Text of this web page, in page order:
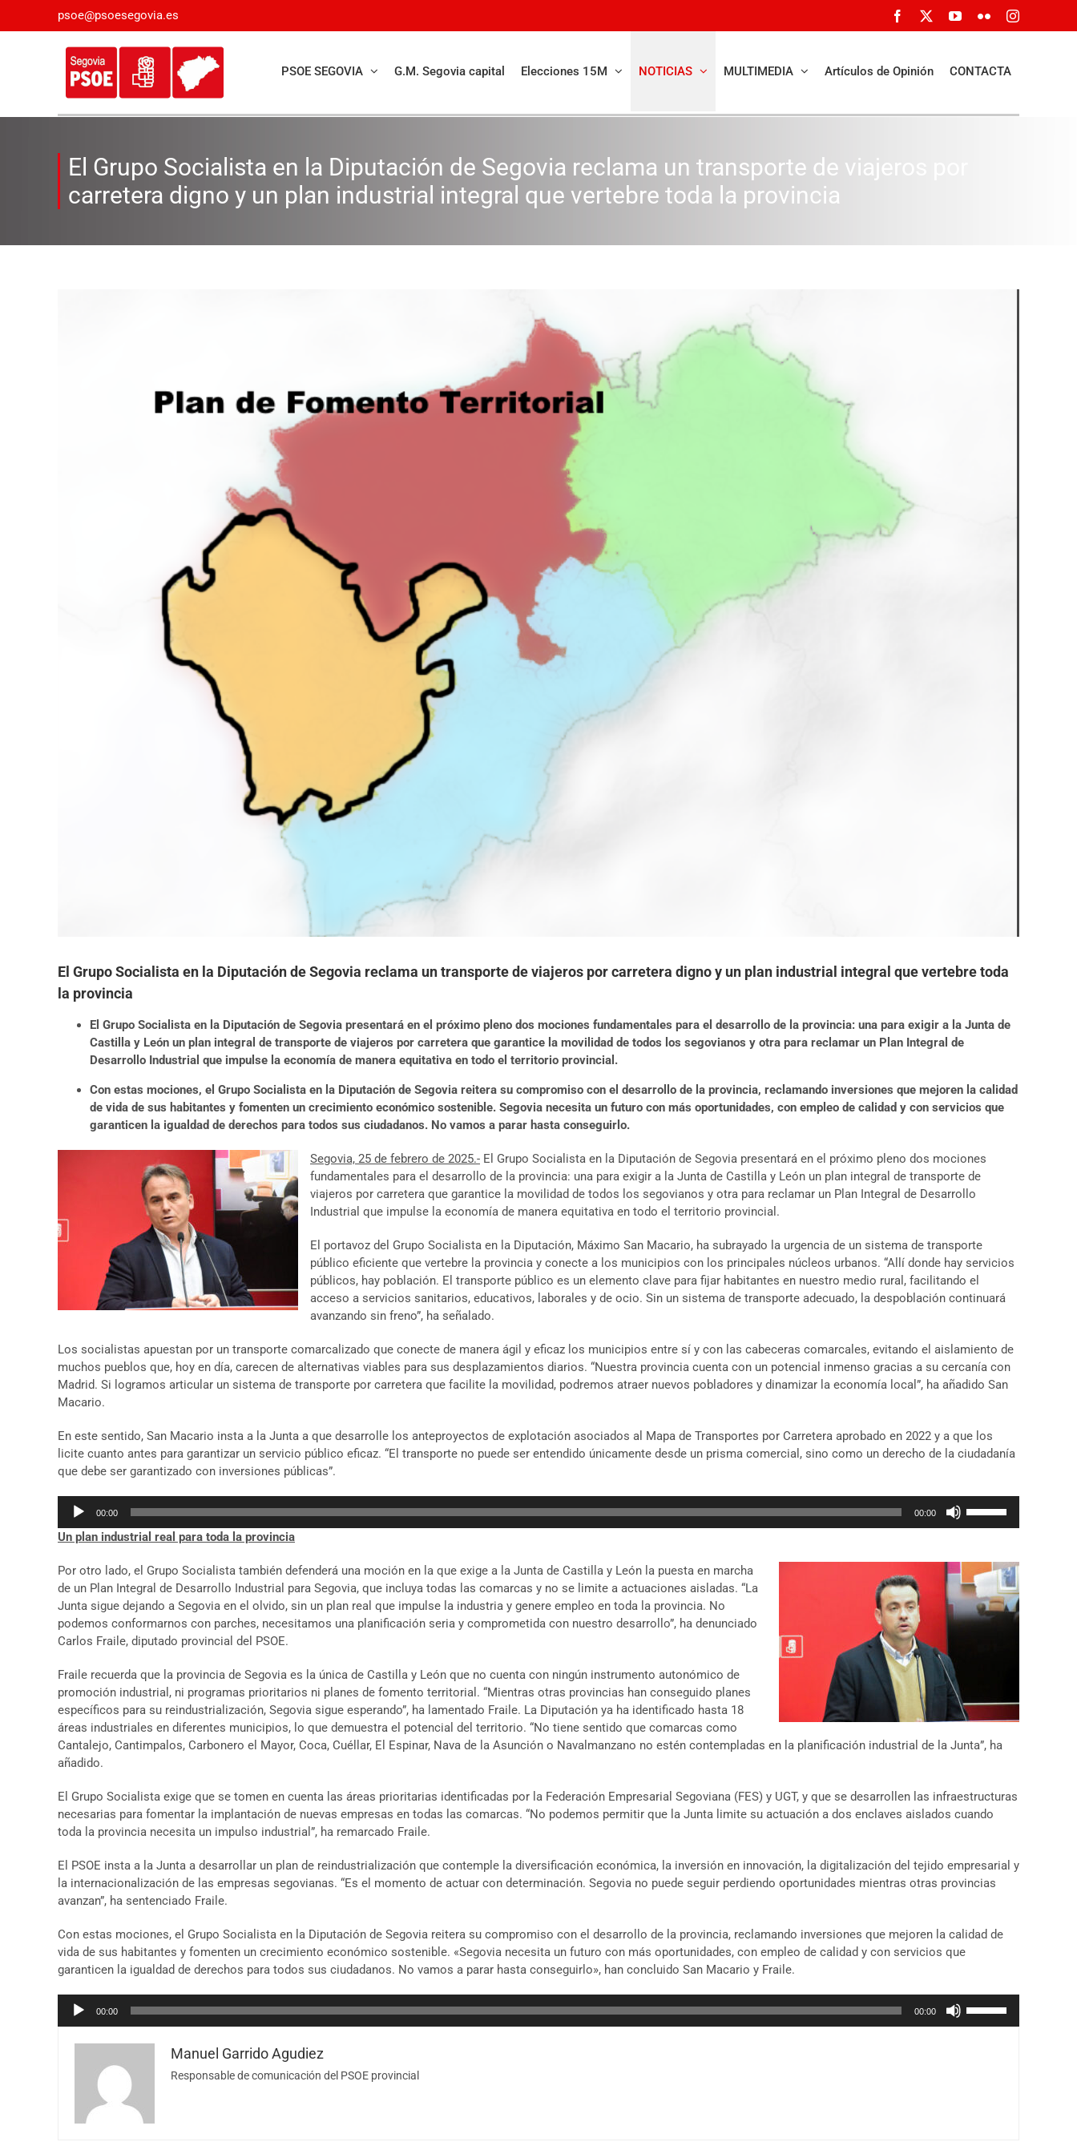
psoe@psoesegovia.es Facebook YouTube
FlickrInstagram
PSOE SEGOVIA G.M. Segovia capital Elecciones 15M NOTICIAS MULTIMEDIA Artículos de Opinión CONTACTA
El Grupo Socialista en la Diputación de Segovia reclama un transporte de viajeros por
carretera digno y un plan industrial integral que vertebre toda la provincia
El Grupo Socialista en la Diputación de Segovia reclama un transporte de viajeros por carretera digno y un plan industrial integral que vertebre toda
la provincia
El Grupo Socialista en la Diputación de Segovia presentará en el próximo pleno dos mociones fundamentales para el desarrollo de la provincia: una para exigir a la Junta de
Castilla y León un plan integral de transporte de viajeros por carretera que garantice la movilidad de todos los segovianos y otra para reclamar un Plan Integral de
Desarrollo Industrial que impulse la economía de manera equitativa en todo el territorio provincial.
Con estas mociones, el Grupo Socialista en la Diputación de Segovia reitera su compromiso con el desarrollo de la provincia, reclamando inversiones que mejoren la calidad
de vida de sus habitantes y fomenten un crecimiento económico sostenible. Segovia necesita un futuro con más oportunidades, con empleo de calidad y con servicios que
garanticen la igualdad de derechos para todos sus ciudadanos. No vamos a parar hasta conseguirlo.
Segovia, 25 de febrero de 2025.- El Grupo Socialista en la Diputación de Segovia presentará en el próximo pleno dos mociones
fundamentales para el desarrollo de la provincia: una para exigir a la Junta de Castilla y León un plan integral de transporte de
viajeros por carretera que garantice la movilidad de todos los segovianos y otra para reclamar un Plan Integral de Desarrollo
Industrial que impulse la economía de manera equitativa en todo el territorio provincial.
El portavoz del Grupo Socialista en la Diputación, Máximo San Macario, ha subrayado la urgencia de un sistema de transporte
público eficiente que vertebre la provincia y conecte a los municipios con los principales núcleos urbanos. “Allí donde hay servicios
públicos, hay población. El transporte público es un elemento clave para fijar habitantes en nuestro medio rural, facilitando el
acceso a servicios sanitarios, educativos, laborales y de ocio. Sin un sistema de transporte adecuado, la despoblación continuará
avanzando sin freno”, ha señalado.
Los socialistas apuestan por un transporte comarcalizado que conecte de manera ágil y eficaz los municipios entre sí y con las cabeceras comarcales, evitando el aislamiento de
muchos pueblos que, hoy en día, carecen de alternativas viables para sus desplazamientos diarios. “Nuestra provincia cuenta con un potencial inmenso gracias a su cercanía con
Madrid. Si logramos articular un sistema de transporte por carretera que facilite la movilidad, podremos atraer nuevos pobladores y dinamizar la economía local”, ha añadido San
Macario.
En este sentido, San Macario insta a la Junta a que desarrolle los anteproyectos de explotación asociados al Mapa de Transportes por Carretera aprobado en 2022 y a que los
licite cuanto antes para garantizar un servicio público eficaz. “El transporte no puede ser entendido únicamente desde un prisma comercial, sino como un derecho de la ciudadanía
que debe ser garantizado con inversiones públicas”.
Reproductor
audio
00:00 00:00
flecha
arriba/abajo
para
Un plan industrial real para toda la provincia
Por otro lado, el Grupo Socialista también defenderá una moción en la que exige a la Junta de Castilla y León la puesta en marcha
de un Plan Integral de Desarrollo Industrial para Segovia, que incluya todas las comarcas y no se limite a actuaciones aisladas. “La
Junta sigue dejando a Segovia en el olvido, sin un plan real que impulse la industria y genere empleo en toda la provincia. No
podemos conformarnos con parches, necesitamos una planificación seria y comprometida con nuestro desarrollo”, ha denunciado
Carlos Fraile, diputado provincial del PSOE.
Fraile recuerda que la provincia de Segovia es la única de Castilla y León que no cuenta con ningún instrumento autonómico de
promoción industrial, ni programas prioritarios ni planes de fomento territorial. “Mientras otras provincias han conseguido planes
específicos para su reindustrialización, Segovia sigue esperando”, ha lamentado Fraile. La Diputación ya ha identificado hasta 18
áreas industriales en diferentes municipios, lo que demuestra el potencial del territorio. “No tiene sentido que comarcas como
Cantalejo, Cantimpalos, Carbonero el Mayor, Coca, Cuéllar, El Espinar, Nava de la Asunción o Navalmanzano no estén contempladas en la planificación industrial de la Junta”, ha
añadido.
El Grupo Socialista exige que se tomen en cuenta las áreas prioritarias identificadas por la Federación Empresarial Segoviana (FES) y UGT, y que se desarrollen las infraestructuras
necesarias para fomentar la implantación de nuevas empresas en todas las comarcas. “No podemos permitir que la Junta limite su actuación a dos enclaves aislados cuando
toda la provincia necesita un impulso industrial”, ha remarcado Fraile.
El PSOE insta a la Junta a desarrollar un plan de reindustrialización que contemple la diversificación económica, la inversión en innovación, la digitalización del tejido empresarial y
la internacionalización de las empresas segovianas. “Es el momento de actuar con determinación. Segovia no puede seguir perdiendo oportunidades mientras otras provincias
avanzan”, ha sentenciado Fraile.
Con estas mociones, el Grupo Socialista en la Diputación de Segovia reitera su compromiso con el desarrollo de la provincia, reclamando inversiones que mejoren la calidad de
vida de sus habitantes y fomenten un crecimiento económico sostenible. «Segovia necesita un futuro con más oportunidades, con empleo de calidad y con servicios que
garanticen la igualdad de derechos para todos sus ciudadanos. No vamos a parar hasta conseguirlo», han concluido San Macario y Fraile.
Reproductor
00:00 00:00
Manuel Garrido Agudiez
Responsable de comunicación del PSOE provincial